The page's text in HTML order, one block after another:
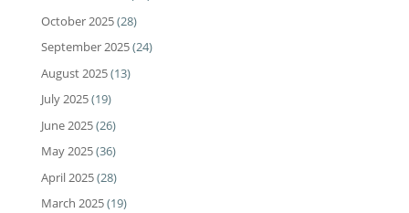
October 2025(28)
September 2025(24)
August 2025(13)
July 2025(19)
June 2025(26)
May 2025(36)
April 2025(28)
March 2025(19)